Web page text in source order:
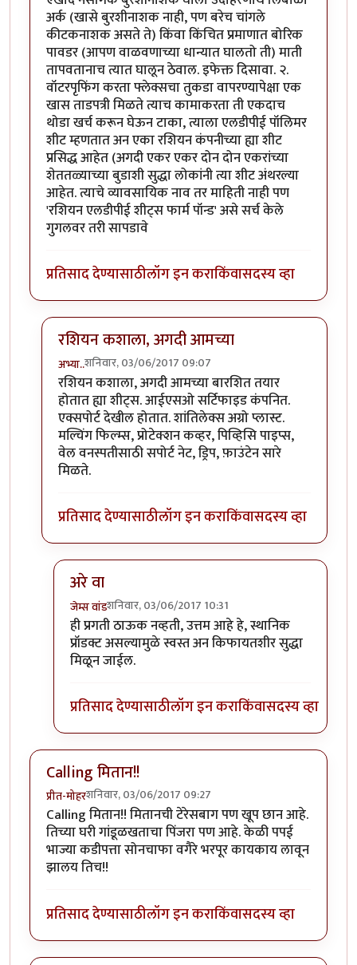
अर्क (खासे बुरशीनाशक नाही, पण बरेच चांगले
कीटकनाशक असते ते) किंवा किंचित प्रमाणात बोरिक
पावडर (आपण वाळवणाच्या धान्यात घालतो ती) माती
तापवतानाच त्यात घालून ठेवाल. इफेक्त दिसावा. २.
वॉटरपृफिंग करता फ्लेक्सचा तुकडा वापरण्यापेक्षा एक
खास ताडपत्री मिळते त्याच कामाकरता ती एकदाच
थोडा खर्च करून घेऊन टाका, त्याला एलडीपीई पॉलिमर
शीट म्हणतात अन एका रशियन कंपनीच्या ह्या शीट
प्रसिद्ध आहेत (अगदी एकर एकर दोन दोन एकरांच्या
शेततळ्याच्या बुडाशी सुद्धा लोकांनी त्या शीट अंथरल्या
आहेत. त्याचे व्यावसायिक नाव तर माहिती नाही पण
'रशियन एलडीपीई शीट्स फार्म पॉन्ड' असे सर्च केले
गुगलवर तरी सापडावे
प्रतिसाद देण्यासाठीलॉग इन कराकिंवासदस्य व्हा
रशियन कशाला, अगदी आमच्या
अभ्या..शनिवार, 03/06/2017 09:07
In reply to१. वेलांच्या कुंडीत जी मातीbyजेम्स वांड
रशियन कशाला, अगदी आमच्या बारशित तयार
होतात ह्या शीट्स. आईएसओ सर्टिफाइड कंपनित.
एक्सपोर्ट देखील होतात. शांतिलेक्स अग्रो प्लास्ट.
मल्चिंग फिल्म्स, प्रोटेक्शन कव्हर, पिव्हिसि पाइप्स,
वेल वनस्पतीसाठी सपोर्ट नेट, ड्रिप, फ़ाउंटेन सारे
मिळते.
प्रतिसाद देण्यासाठीलॉग इन कराकिंवासदस्य व्हा
अरे वा
जेम्स वांडशनिवार, 03/06/2017 10:31
In reply toरशियन कशाला, अगदी आमच्याby
ही प्रगती ठाऊक नव्हती, उत्तम आहे हे, स्थानिक
प्रॉडक्ट असल्यामुळे स्वस्त अन किफायतशीर सुद्धा
मिळून जाईल.
प्रतिसाद देण्यासाठीलॉग इन कराकिंवासदस्य व्हा
Calling मितान!!
प्रीत-मोहरशनिवार, 03/06/2017 09:27
Calling मितान!! मितानची टेरेसबाग पण खूप छान आहे.
तिच्या घरी गांडूळखताचा पिंजरा पण आहे. केळी पपई
भाज्या कडीपत्ता सोनचाफा वगैरे भरपूर कायकाय लावून
झालय तिच!!
प्रतिसाद देण्यासाठीलॉग इन कराकिंवासदस्य व्हा